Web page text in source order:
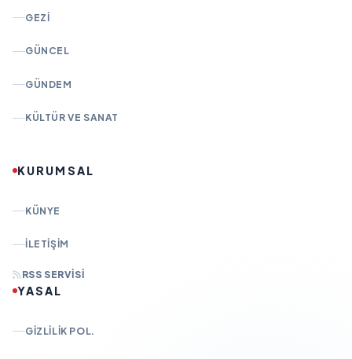
GEZI
GÜNCEL
GÜNDEM
KÜLTÜR VE SANAT
KURUMSAL
KÜNYE
İLETIŞIM
RSS SERVISI
YASAL
GIZLILIK POL.